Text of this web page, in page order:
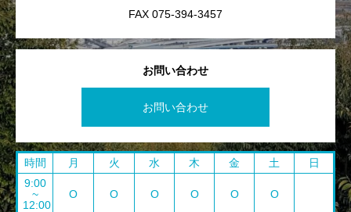
お問い合わせ
お問い合わせ
FAX 075-394-3457
時間 月 火 水 木 金 土
日
9:00
~
12:00
O O O O O O